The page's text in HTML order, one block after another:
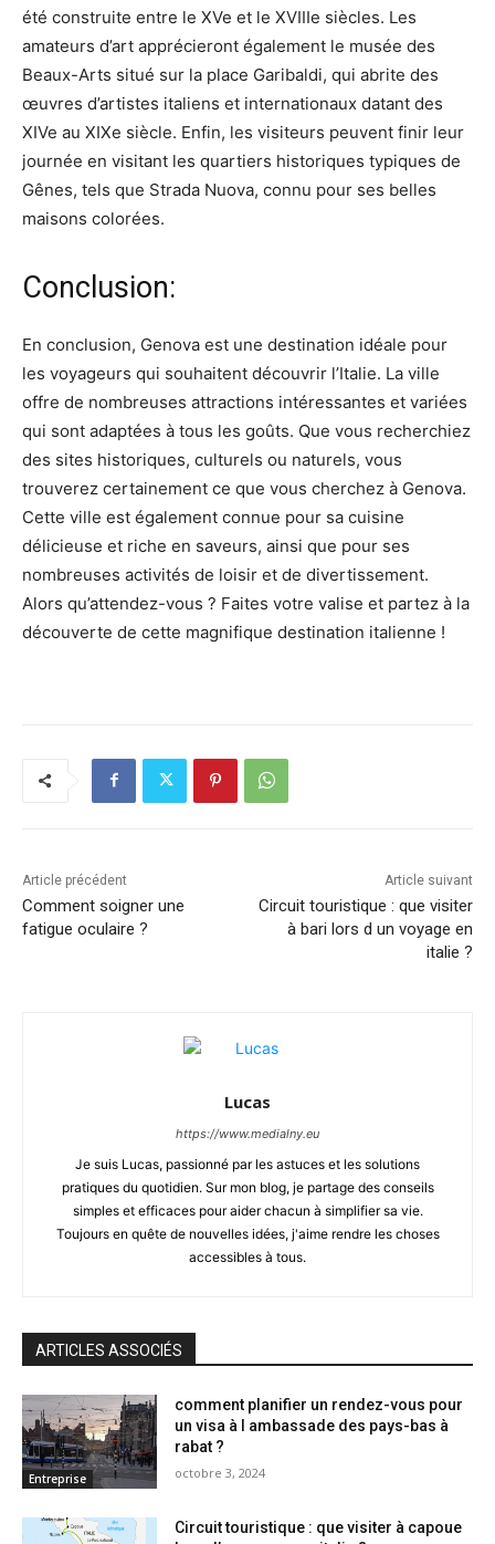
été construite entre le XVe et le XVIIIe siècles. Les
amateurs d’art apprécieront également le musée des
Beaux-Arts situé sur la place Garibaldi, qui abrite des
œuvres d’artistes italiens et internationaux datant des
XIVe au XIXe siècle. Enfin, les visiteurs peuvent finir leur
journée en visitant les quartiers historiques typiques de
Gênes, tels que Strada Nuova, connu pour ses belles
maisons colorées.
Conclusion:
En conclusion, Genova est une destination idéale pour
les voyageurs qui souhaitent découvrir l’Italie. La ville
offre de nombreuses attractions intéressantes et variées
qui sont adaptées à tous les goûts. Que vous recherchiez
des sites historiques, culturels ou naturels, vous
trouverez certainement ce que vous cherchez à Genova.
Cette ville est également connue pour sa cuisine
délicieuse et riche en saveurs, ainsi que pour ses
nombreuses activités de loisir et de divertissement.
Alors qu’attendez-vous ? Faites votre valise et partez à la
découverte de cette magnifique destination italienne !
Article précédent
Comment soigner une
fatigue oculaire ?
Article suivant
Circuit touristique : que visiter
à bari lors d un voyage en
italie ?
Lucas
https://www.medialny.eu
Je suis Lucas, passionné par les astuces et les solutions
pratiques du quotidien. Sur mon blog, je partage des conseils
simples et efficaces pour aider chacun à simplifier sa vie.
Toujours en quête de nouvelles idées, j'aime rendre les choses
accessibles à tous.
ARTICLES ASSOCIÉS
Entreprise
comment planifier un rendez-vous pour
un visa à l ambassade des pays-bas à
rabat ?
octobre 3, 2024
Circuit touristique : que visiter à capoue